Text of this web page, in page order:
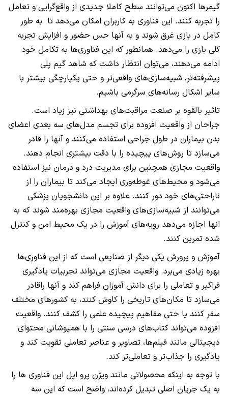
گیمرها اکنون می‌توانند سطح کاملا جدیدی از واقع‌گرایی و تعامل
را تجربه کنند. این فناوری به کاربران امکان می‌دهد تا به طور
کامل در بازی غرق شوند و به آنها حس حضور و افزایش تجربه
کلی بازی را می‌دهد. همانطور که این فناوری‌ها به تکامل خود
ادامه می‌دهند، می‌توان انتظار داشت که شاهد گیم پلی
پیشرفته‌تر، شبیه‌سازی‌های واقعی‌تر و حتی یکپارچگی بیشتر با
سایر اشکال رسانه‌های سرگرمی باشیم.
تاثیر بالقوه بر صنعت مراقبت‌های بهداشتی نیز زیاد است.
جراحان از واقعیت افزوده برای تجسم مدل‌های سه بعدی اعضای
بدن بیماران در طول جراحی استفاده می‌کنند و آنها را قادر
می‌سازد تا روش‌های پیچیده را با دقت بیشتری انجام دهند.
واقعیت مجازی همچنین برای مدیریت درد و درمان نیز استفاده
می‌شود و محیط‌های غوطه‌وری ایجاد می‌کند تا بیماران را از
ناراحتی‌های خود دور کنند. علاوه بر این دانشجویان پزشکی
می‌توانند از شبیه‌سازی‌های واقعیت مجازی بهره‌مند شوند که به
انها اجازه می‌دهد رویه‌های آموزش را در یک محیط امن و کنترل
شده تمرین کنند.
آموزش و پرورش یکی دیگر از صنایعی است که از این فناوری‌ها
بهره زیادی می‌برد. واقعیت مجازی می‌تواند تجربیات یادگیری
فراگیر و تعاملی را برای دانش آموزان فراهم کند و آنها راقادر
می‌سازد تا مکان‌های تاریخی را کاوش کنند، به کشورهای مختلف
سفر کنند یا حتی مفاهیم پیچیده علمی را کشف کنند. واقعیت
افزوده می‌تواند کتاب‌های درسی سنتی را با همپوشانی محتوای
دیجیتالی مانند فیلم‌ها، تصاویر و عناصر تعاملی تقویت کند و
یادگیری را جذاب‌تر و تعاملی‌تر کند.
با توجه به اینکه محصولاتی مانند ویژن پرو اپل این فناوری ها را
به یک جریان اصلی تبدیل کرده‌اند، واضح است که این سه